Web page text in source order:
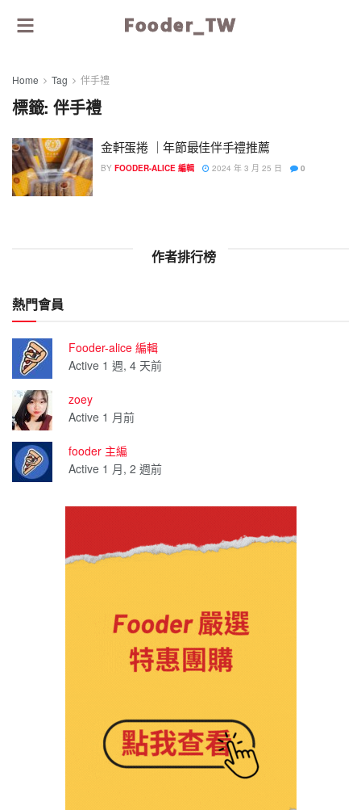
Fooder_TW
Home Tag 伴手禮
標籤:伴手禮
金軒蛋捲 ｜年節最佳伴手禮推薦
BY FOODER-ALICE 編輯 2024 年 3 月 25 日 0
作者排行榜
熱門會員
Fooder-alice 編輯
Active 1 週, 4 天前
zoey
Active 1 月前
fooder 主編
Active 1 月, 2 週前